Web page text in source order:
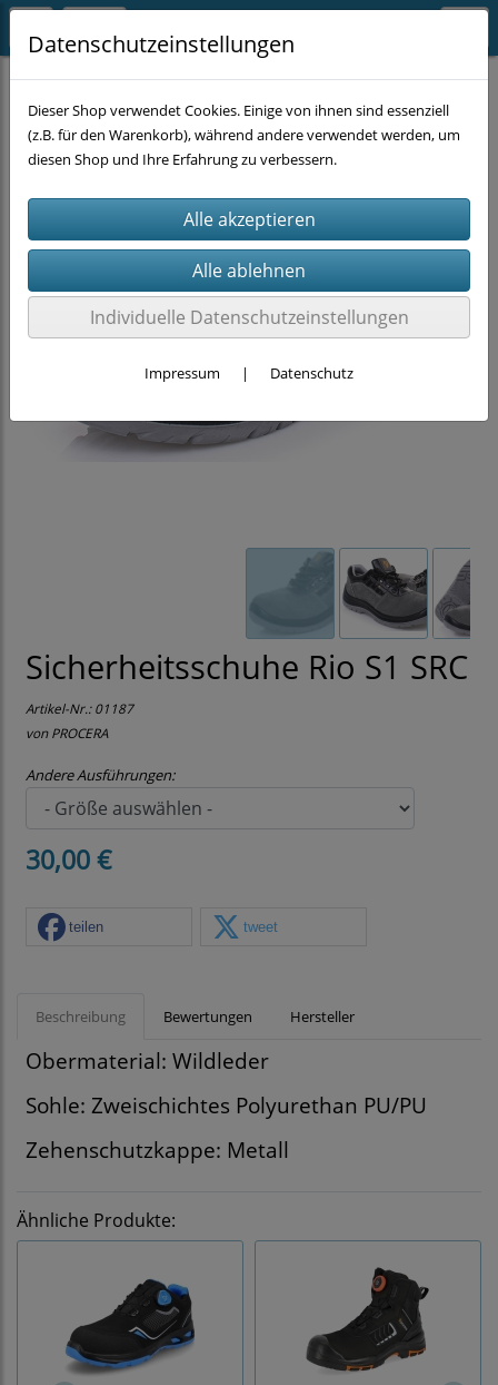
ARBEITSKLEIDUNG Schuhe
Sicherheitsschuhe Rio S1 SRC
Artikel-Nr.:01187
von PROCERA
Andere Ausführungen:
30,00 €
teilen tweet
Beschreibung Bewertungen Hersteller
Obermaterial: Wildleder
Sohle: Zweischichtes Polyurethan PU/PU
Zehenschutzkappe: Metall
Ähnliche Produkte:
Datenschutzeinstellungen
Dieser Shop verwendet Cookies. Einige von ihnen sind essenziell
(z.B. für den Warenkorb), während andere verwendet werden, um
diesen Shop und Ihre Erfahrung zu verbessern.
Individuelle Datenschutzeinstellungen
Impressum | Datenschutz